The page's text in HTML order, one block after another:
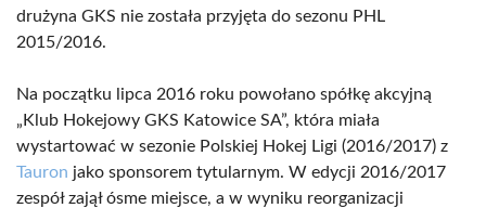
drużyna GKS nie została przyjęta do sezonu PHL
2015/2016.
Na początku lipca 2016 roku powołano spółkę akcyjną
„Klub Hokejowy GKS Katowice SA”, która miała
wystartować w sezonie Polskiej Hokej Ligi (2016/2017) z
Tauron jako sponsorem tytularnym. W edycji 2016/2017
zespół zajął ósme miejsce, a w wyniku reorganizacji